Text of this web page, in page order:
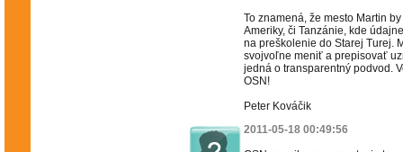
To znamená, že mesto Martin
Ameriky, či Tanzánie, kde
na preškolenie do Starej Turej.
svojvoľne meniť a prepisovať
jedná o transparentný podvod.
OSN!
Peter Kováčik
2011-05-18 00:49:56